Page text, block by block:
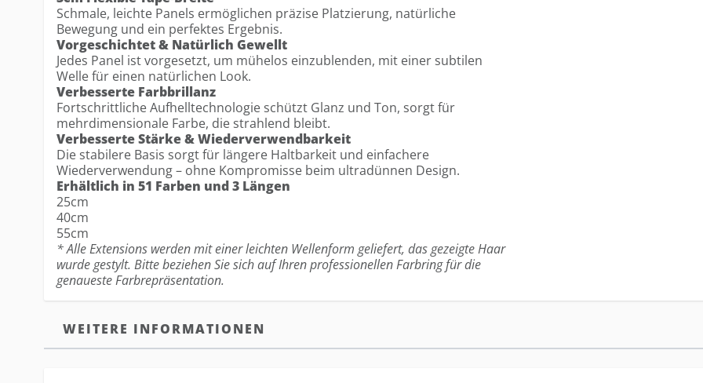
Schmale, leichte Panels ermöglichen präzise Platzierung, natürliche
Bewegung und ein perfektes Ergebnis.
Vorgeschichtet & Natürlich Gewellt
Jedes Panel ist vorgesetzt, um mühelos einzublenden, mit einer subtilen
Welle für einen natürlichen Look.
Verbesserte Farbbrillanz
Fortschrittliche Aufhelltechnologie schützt Glanz und Ton, sorgt für
mehrdimensionale Farbe, die strahlend bleibt.
Verbesserte Stärke & Wiederverwendbarkeit
Die stabilere Basis sorgt für längere Haltbarkeit und einfachere
Wiederverwendung – ohne Kompromisse beim ultradünnen Design.
Erhältlich in 51 Farben und 3 Längen
25cm
40cm
55cm
* Alle Extensions werden mit einer leichten Wellenform geliefert, das gezeigte Haar
wurde gestylt. Bitte beziehen Sie sich auf Ihren professionellen Farbring für die
genaueste Farbrepräsentation.
WEITERE INFORMATIONEN